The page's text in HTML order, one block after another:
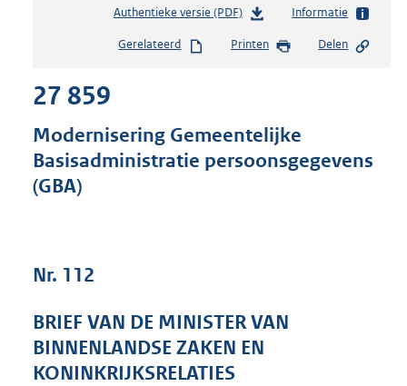
Authentieke versie (PDF)b
s
d
s
g
3
K
Informatie
Gerelateerd Printen Delen
27 859
Modernisering Gemeentelijke
Basisadministratie persoonsgegevens
(GBA)
Nr. 112
BRIEF VAN DE MINISTER VAN
BINNENLANDSE ZAKEN EN
KONINKRIJKSRELATIES